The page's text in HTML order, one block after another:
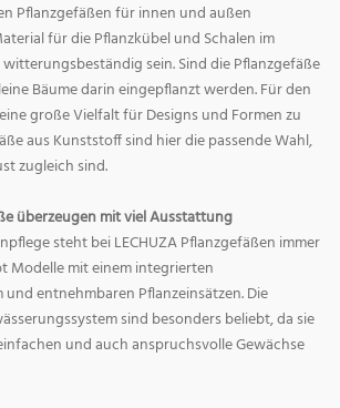
Pflanzgefäßen für innen und außen
für die Pflanzkübel und Schalen im
sein. Sind die Pflanzgefäße
Bäume darin eingepflanzt werden. Für den
große Vielfalt für Designs und Formen zu
aus Kunststoff sind hier die passende Wahl,
zugleich sind.
überzeugen mit viel Ausstattung
steht bei LECHUZA Pflanzgefäßen immer
Modelle mit einem integrierten
und entnehmbaren Pflanzeinsätzen. Die
sind besonders beliebt, da sie
und auch anspruchsvolle Gewächse